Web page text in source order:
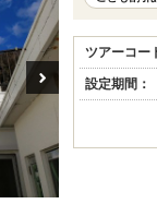
ツアーコー
設定期間：